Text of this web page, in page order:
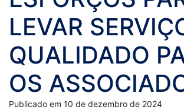
LEVAR
QUALIDADO
OS
Publicado em 10 de dezembro de 2024